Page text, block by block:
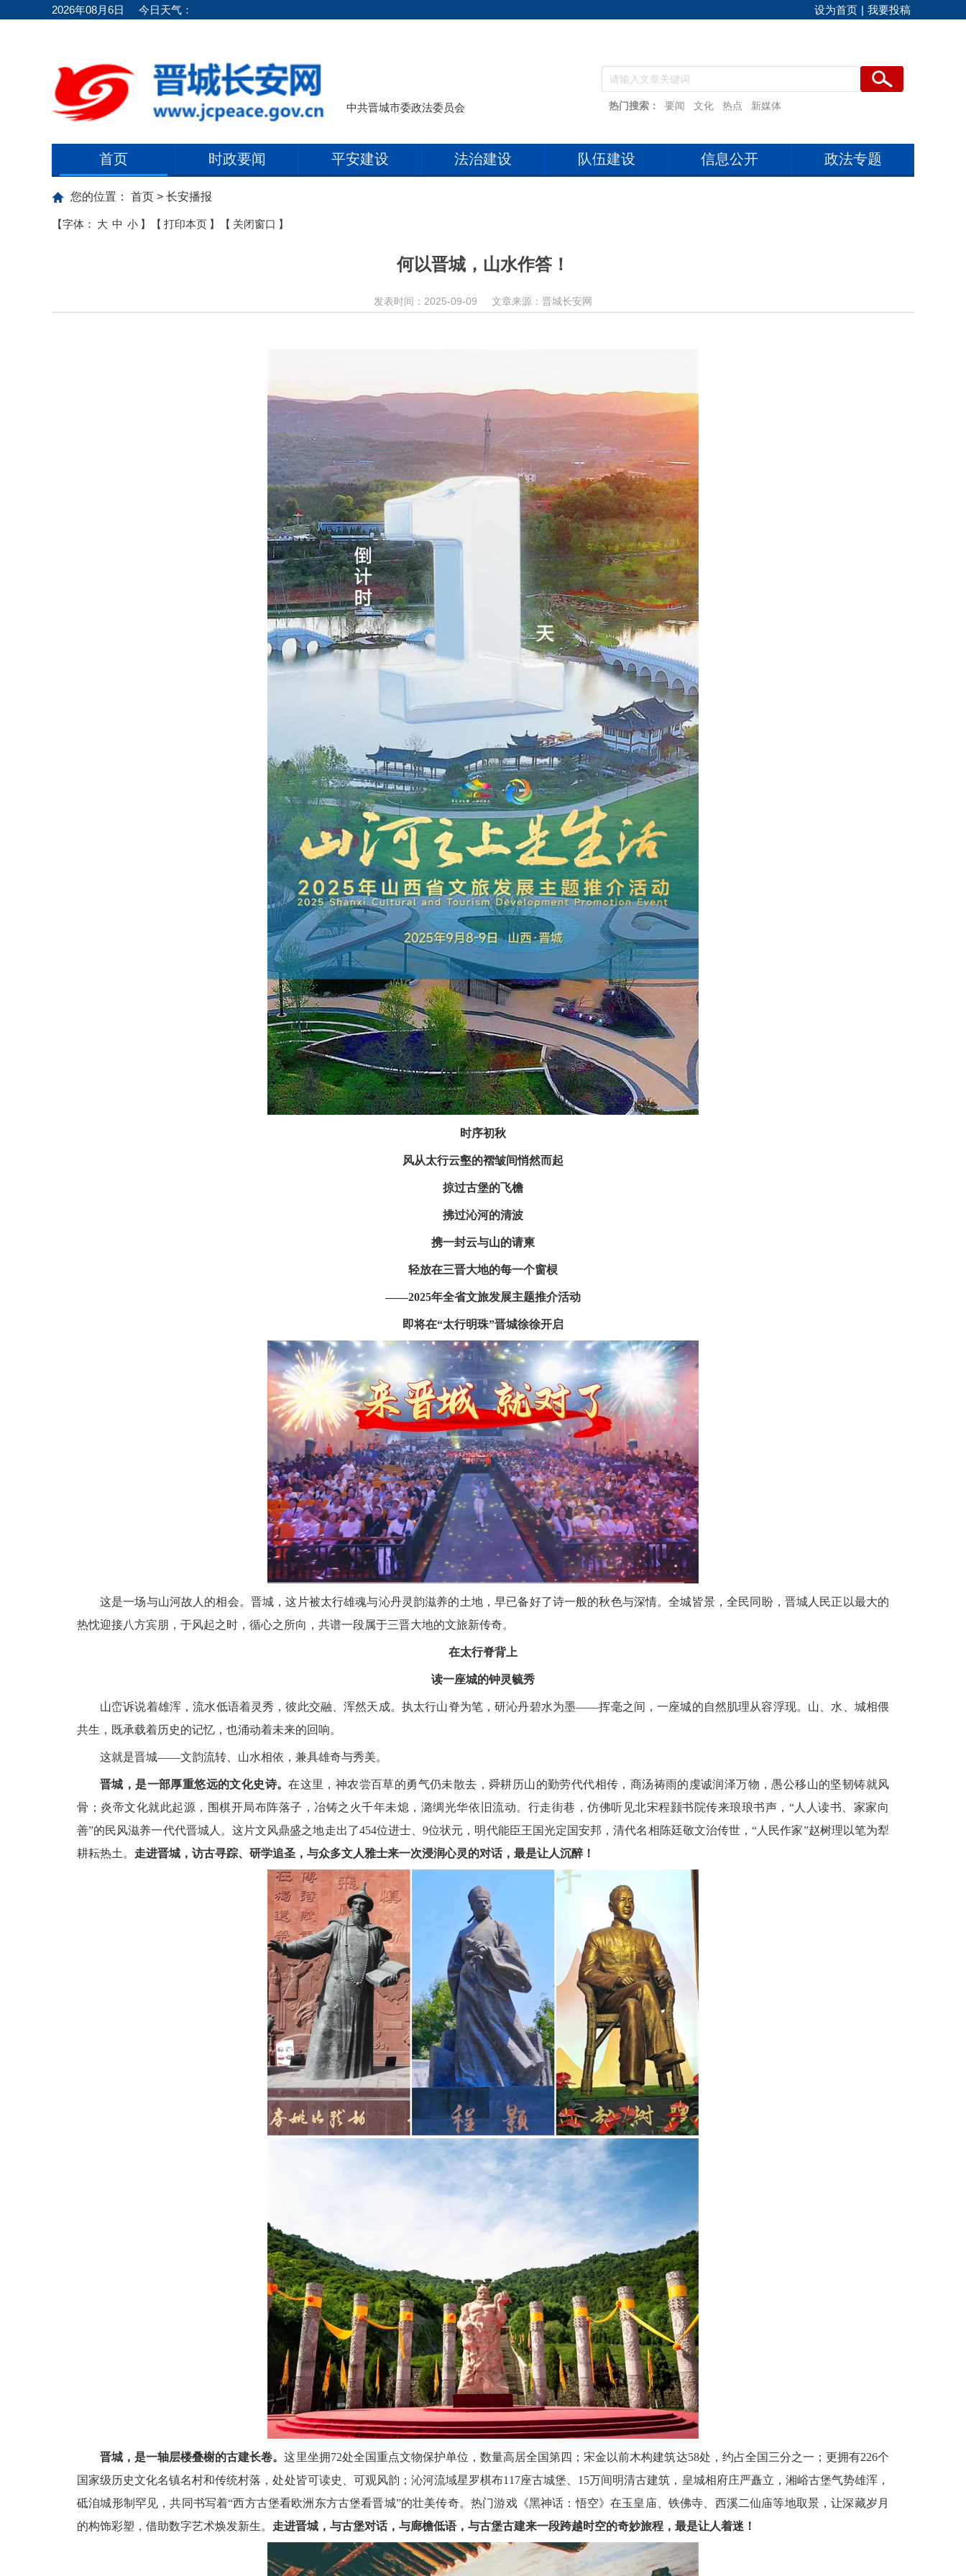
2026年08月6日 今日天气： 设为首页 | 我要投稿
中共晋城市委政法委员会 热门搜索： 要闻 文化 热点 新媒体
首页 时政要闻 平安建设 法治建设 队伍建设 信息公开 政法专题
您的位置： 首页 > 长安播报
【字体： 大 中 小 】 【 打印本页 】 【 关闭窗口 】
何以晋城，山水作答！
发表时间：2025-09-09 文章来源：晋城长安网
时序初秋
风从太行云壑的褶皱间悄然而起
掠过古堡的飞檐
拂过沁河的清波
携一封云与山的请柬
轻放在三晋大地的每一个窗棂
——2025年全省文旅发展主题推介活动
即将在“太行明珠”晋城徐徐开启
这是一场与山河故人的相会。晋城，这片被太行雄魂与沁丹灵韵滋养的土地，早已备好了诗一般的秋色与深情。全城皆景，全民同盼，晋城人民正以最大的
热忱迎接八方宾朋，于风起之时，循心之所向，共谱一段属于三晋大地的文旅新传奇。
在太行脊背上
读一座城的钟灵毓秀
山峦诉说着雄浑，流水低语着灵秀，彼此交融、浑然天成。执太行山脊为笔，研沁丹碧水为墨——挥毫之间，一座城的自然肌理从容浮现。山、水、城相偎
共生，既承载着历史的记忆，也涌动着未来的回响。
这就是晋城——文韵流转、山水相依，兼具雄奇与秀美。
晋城，是一部厚重悠远的文化史诗。在这里，神农尝百草的勇气仍未散去，舜耕历山的勤劳代代相传，商汤祷雨的虔诚润泽万物，愚公移山的坚韧铸就风
骨；炎帝文化就此起源，围棋开局布阵落子，冶铸之火千年未熄，潞绸光华依旧流动。行走街巷，仿佛听见北宋程颢书院传来琅琅书声， “人人读书、家家向
善”的民风滋养一代代晋城人。这片文风鼎盛之地走出了454位进士、9位状元，明代能臣王国光定国安邦，清代名相陈廷敬文治传世，“人民作家”赵树理以笔为犁
耕耘热土。 走进晋城，访古寻踪、研学追圣，与众多文人雅士来一次浸润心灵的对话，最是让人沉醉！
晋城，是一轴层楼叠榭的古建长卷。这里坐拥72处全国重点文物保护单位，数量高居全国第四；宋金以前木构建筑达58处，约占全国三分之一；更拥有226个
国家级历史文化名镇名村和传统村落，处处皆可读史、可观风韵；沁河流域星罗棋布117座古城堡、15万间明清古建筑，皇城相府庄严矗立，湘峪古堡气势雄浑，
砥洎城形制罕见，共同书写着“西方古堡看欧洲东方古堡看晋城”的壮美传奇。热门游戏《黑神话：悟空》在玉皇庙、铁佛寺、西溪二仙庙等地取景，让深藏岁月
的构饰彩塑，借助数字艺术焕发新生。 走进晋城，与古堡对话，与廊檐低语，与古堡古建来一段跨越时空的奇妙旅程，最是让人着迷！